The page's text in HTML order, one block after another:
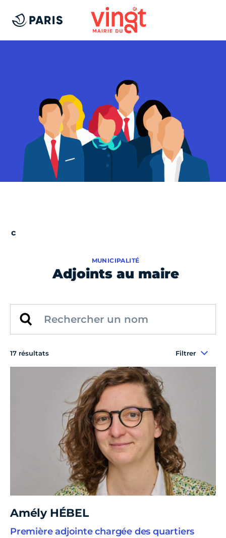
Adjoints au maire
MUNICIPALITÉ
17 résultats Filtrer
Amély HÉBEL
Première adjointe chargée des quartiers